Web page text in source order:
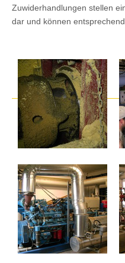
Zuwiderhandlungen stellen
dar und können